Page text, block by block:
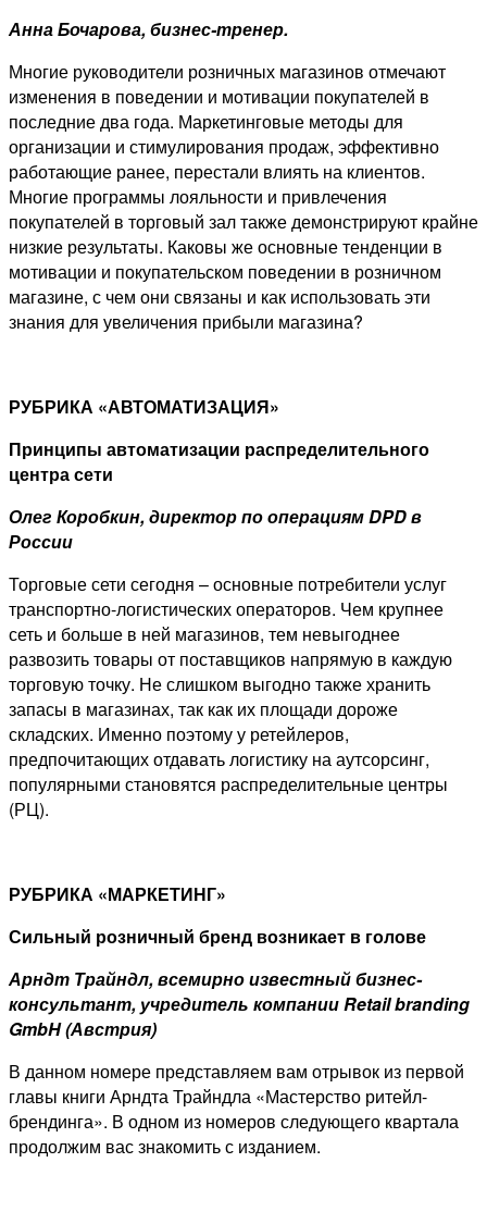
Анна Бочарова, бизнес-тренер.
Многие руководители розничных магазинов отмечают
изменения в поведении и мотивации покупателей в
последние два года. Маркетинговые методы для
организации и стимулирования продаж, эффективно
работающие ранее, перестали влиять на клиентов.
Многие программы лояльности и привлечения
покупателей в торговый зал также демонстрируют крайне
низкие результаты. Каковы же основные тенденции в
мотивации и покупательском поведении в розничном
магазине, с чем они связаны и как использовать эти
знания для увеличения прибыли магазина?
РУБРИКА «АВТОМАТИЗАЦИЯ»
Принципы автоматизации распределительного
центра сети
Олег Коробкин, директор по операциям DPD в
России
Торговые сети сегодня – основные потребители услуг
транспортно-логистических операторов. Чем крупнее
сеть и больше в ней магазинов, тем невыгоднее
развозить товары от поставщиков напрямую в каждую
торговую точку. Не слишком выгодно также хранить
запасы в магазинах, так как их площади дороже
складских. Именно поэтому у ретейлеров,
предпочитающих отдавать логистику на аутсорсинг,
популярными становятся распределительные центры
(РЦ).
РУБРИКА «МАРКЕТИНГ»
Сильный розничный бренд возникает в голове
Арндт Трайндл, всемирно известный бизнес-
консультант, учредитель компании Retail branding
GmbH (Австрия)
В данном номере представляем вам отрывок из первой
главы книги Арндта Трайндла «Мастерство ритейл-
брендинга». В одном из номеров следующего квартала
продолжим вас знакомить с изданием.